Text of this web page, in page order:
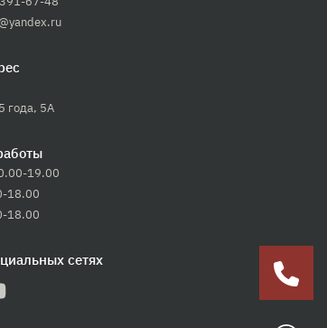
года, 5А
19.00
18.00
18.00
сетях